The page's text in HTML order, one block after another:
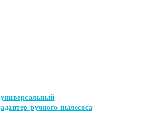
универсальный
адаптер ручного пылесоса